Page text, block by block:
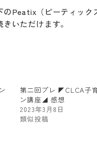
Peatix（ピーティック
いただけます。
第二回プレ ◤CLCA子
ン講座◢ 感想
2023年3月8日
類似投稿